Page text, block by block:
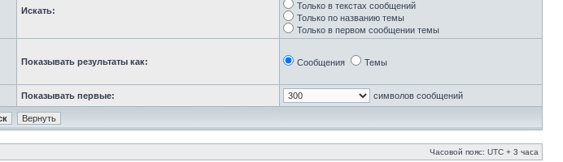
Искать:
Только в текстах сообщений
Только по названию темы
Только в первом сообщении темы
Показывать результаты как: Сообщения Темы
Показывать первые: символов сообщений
Часовой пояс: UTC + 3 часа